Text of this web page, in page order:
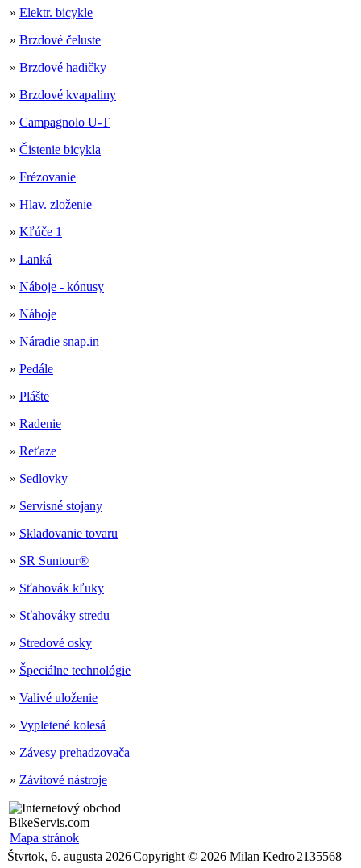
» Elektr. bicykle
» Brzdové čeluste
» Brzdové hadičky
» Brzdové kvapaliny
» Campagnolo U-T
» Čistenie bicykla
» Frézovanie
» Hlav. zloženie
» Kľúče 1
» Lanká
» Náboje - kónusy
» Náboje
» Náradie snap.in
» Pedále
» Plášte
» Radenie
» Reťaze
» Sedlovky
» Servisné stojany
» Skladovanie tovaru
» SR Suntour®
» Sťahovák kľuky
» Sťahováky stredu
» Stredové osky
» Špeciálne technológie
» Valivé uloženie
» Vypletené kolesá
» Závesy prehadzovača
» Závitové nástroje
Mapa stránok
Štvrtok, 6. augusta 2026Copyright © 2026 Milan Kedro2135568